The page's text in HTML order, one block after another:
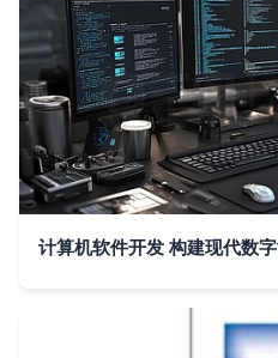
计算机软件开发 构建现代数